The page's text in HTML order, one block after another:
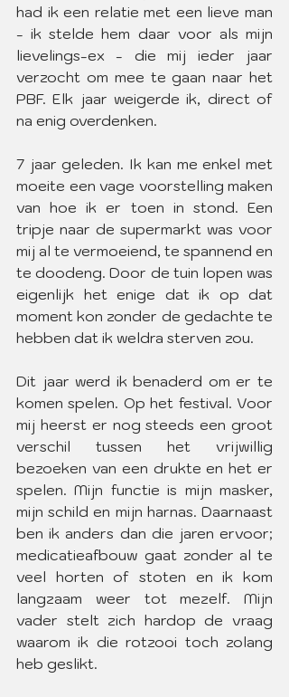
had ik een relatie met een lieve man
- ik stelde hem daar voor als mijn
lievelings-ex - die mij ieder jaar
verzocht om mee te gaan naar het
PBF. Elk jaar weigerde ik, direct of
na enig overdenken.
7 jaar geleden. Ik kan me enkel met
moeite een vage voorstelling maken
van hoe ik er toen in stond. Een
tripje naar de supermarkt was voor
mij al te vermoeiend, te spannend en
te doodeng. Door de tuin lopen was
eigenlijk het enige dat ik op dat
moment kon zonder de gedachte te
hebben dat ik weldra sterven zou.
Dit jaar werd ik benaderd om er te
komen spelen. Op het festival. Voor
mij heerst er nog steeds een groot
verschil tussen het vrijwillig
bezoeken van een drukte en het er
spelen. Mijn functie is mijn masker,
mijn schild en mijn harnas. Daarnaast
ben ik anders dan die jaren ervoor;
medicatieafbouw gaat zonder al te
veel horten of stoten en ik kom
langzaam weer tot mezelf. Mijn
vader stelt zich hardop de vraag
waarom ik die rotzooi toch zolang
heb geslikt.